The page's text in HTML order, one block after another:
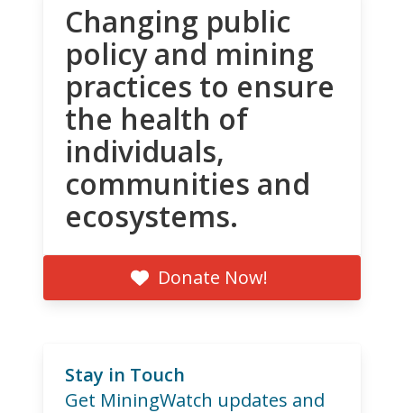
Changing public
policy and mining
practices to ensure
the health of
individuals,
communities and
ecosystems.
Donate Now!
Stay in Touch
Get MiningWatch updates and